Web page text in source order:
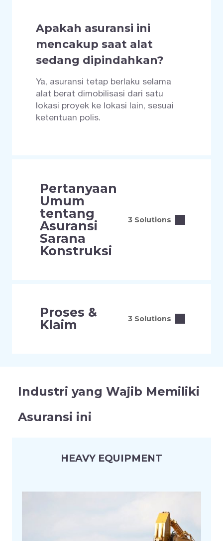
Apakah asuransi ini
mencakup saat alat
sedang dipindahkan?
Ya, asuransi tetap berlaku selama
alat berat dimobilisasi dari satu
lokasi proyek ke lokasi lain, sesuai
ketentuan polis.
Pertanyaan
Umum
tentang
Asuransi
Sarana
Konstruksi
3 Solutions
Proses &
Klaim
3 Solutions
Industri yang Wajib Memiliki
Asuransi ini
HEAVY EQUIPMENT